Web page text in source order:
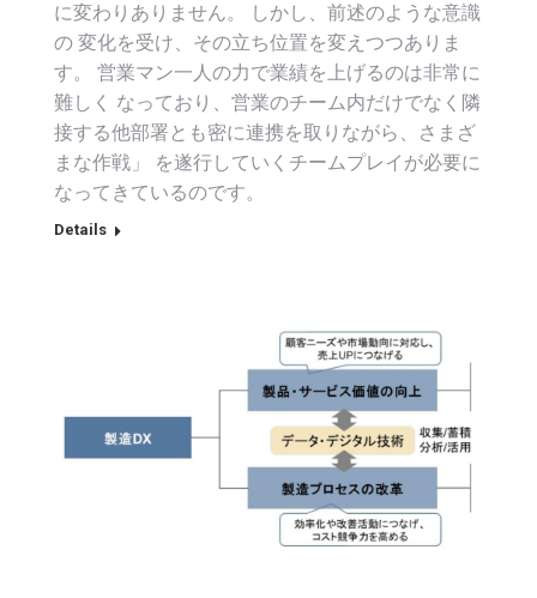
に変わりありません。 しかし、前述のような意識
の 変化を受け、その立ち位置を変えつつありま
す。 営業マン一人の力で業績を上げるのは非常に
難しく なっており、営業のチーム内だけでなく隣
接する他部署とも密に連携を取りながら、さまざ
まな作戦」 を遂行していくチームプレイが必要に
なってきているのです。
Details